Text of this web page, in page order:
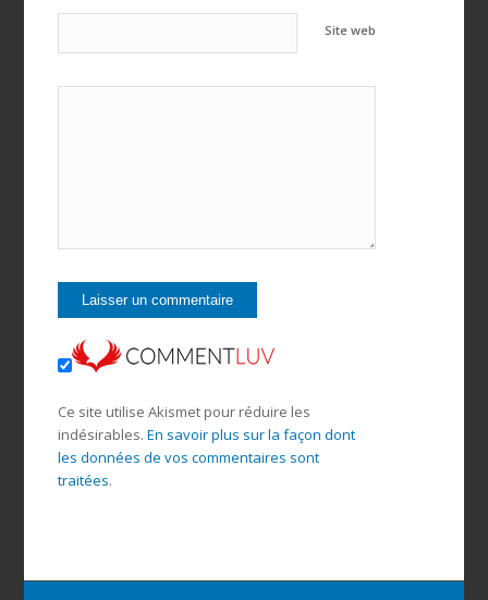
Site web
Ce site utilise Akismet pour réduire les
indésirables. En savoir plus sur la façon dont
les données de vos commentaires sont
traitées.